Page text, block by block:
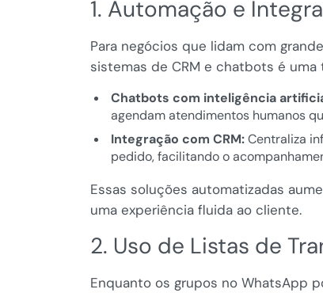
1. Automação e
Para negócios que lidam com
sistemas de CRM e chatbots é
Chatbots com inteligência
agendam atendimentos humanos
Integração com CRM:Centraliza
pedido, facilitando o
Essas soluções automatizadas
uma experiência fluida ao cliente.
2. Uso de Listas de
Enquanto os grupos no WhatsApp